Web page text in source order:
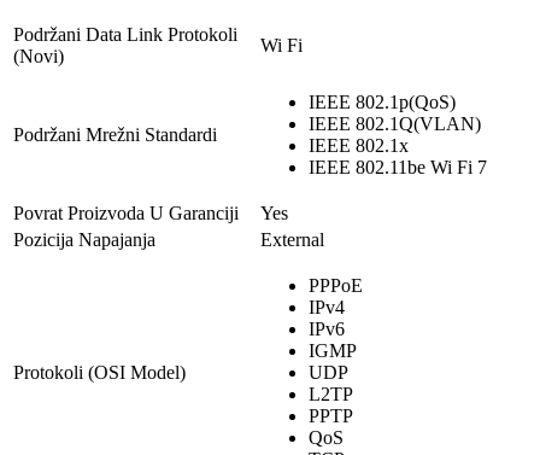
Podržani Data Link Protokoli
(Novi)
Wi Fi
Podržani Mrežni Standardi
IEEE 802.1p(QoS)
IEEE 802.1Q(VLAN)
IEEE 802.1x
IEEE 802.11be Wi Fi 7
Povrat Proizvoda U Garanciji
Yes
Pozicija Napajanja
External
Protokoli (OSI Model)
PPPoE
IPv4
IPv6
IGMP
UDP
L2TP
PPTP
QoS